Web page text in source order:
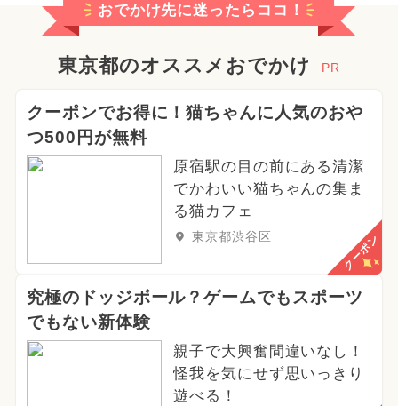
おでかけ先に迷ったらココ！
東京都のオススメおでかけ PR
クーポンでお得に！猫ちゃんに人気のおや
つ500円が無料
原宿駅の目の前にある清潔
でかわいい猫ちゃんの集ま
る猫カフェ
東京都渋谷区 クーポン
究極のドッジボール？ゲームでもスポーツ
でもない新体験
親子で大興奮間違いなし！
怪我を気にせず思いっきり
遊べる！